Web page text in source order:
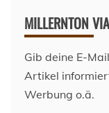
MILLERNTON
Gib deine E-
Artikel
Werbung o.ä.